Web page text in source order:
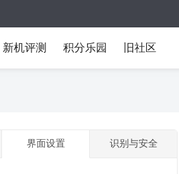
新机评测 积分乐园 旧社区
界面设置 识别与安全